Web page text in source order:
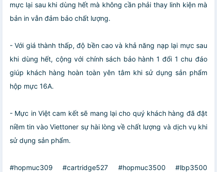
mực lại sau khi dùng hết mà không cần phải thay linh kiện mà
bản in vẫn đảm bảo chất lượng.
- Với giá thành thấp, độ bền cao và khả năng nạp lại mực sau
khi dùng hết, cộng với chính sách bảo hành 1 đổi 1 chu đáo
giúp khách hàng hoàn toàn yên tâm khi sử dụng sản phẩm
hộp mực 16A.
- Mực in Việt cam kết sẽ mang lại cho quý khách hàng đã đặt
niềm tin vào Viettoner sự hài lòng về chất lượng và dịch vụ khi
sử dụng sản phẩm.
#hopmuc309 #cartridge527 #hopmuc3500 #lbp3500